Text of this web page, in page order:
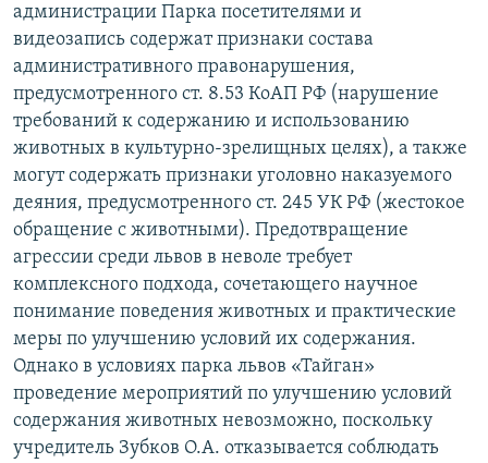
администрации Парка посетителями и
видеозапись содержат признаки состава
административного правонарушения,
предусмотренного ст. 8.53 КоАП РФ (нарушение
требований к содержанию и использованию
животных в культурно-зрелищных целях), а также
могут содержать признаки уголовно наказуемого
деяния, предусмотренного ст. 245 УК РФ (жестокое
обращение с животными). Предотвращение
агрессии среди львов в неволе требует
комплексного подхода, сочетающего научное
понимание поведения животных и практические
меры по улучшению условий их содержания.
Однако в условиях парка львов «Тайган»
проведение мероприятий по улучшению условий
содержания животных невозможно, поскольку
учредитель Зубков О.А. отказывается соблюдать